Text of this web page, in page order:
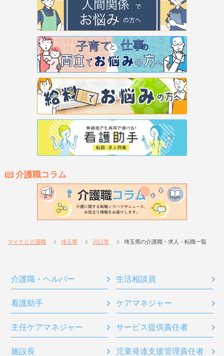
介護職コラム
マイナビ介護職 埼玉県 川口市 埼玉県の介護職・求人・転職一覧
介護職・ヘルパー 生活相談員
看護助手 ケアマネジャー
主任ケアマネジャー サービス提供責任者
施設長 児童発達支援管理責任者